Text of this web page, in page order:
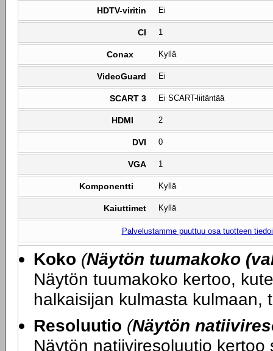
HDTV-viritin Ei
CI 1
Conax Kyllä
VideoGuard Ei
SCART 3 Ei SCART-liitäntää
HDMI 2
DVI 0
VGA 1
Komponentti Kyllä
Kaiuttimet Kyllä
Palvelustamme puuttuu osa tuotteen
Koko (Näytön tuumakoko
Näytön tuumakoko kertoo,
halkaisijan kulmasta kulmaan,
Resoluutio (Näytön
Näytön natiiviresoluutio